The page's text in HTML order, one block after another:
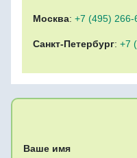
Москва: +7 (495) 266-
Санкт-Петербург: +7
Ваше имя